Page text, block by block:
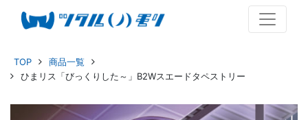
TOP
商品一覧
ひまリス「びっくりした～」B2Wスエードタペストリー